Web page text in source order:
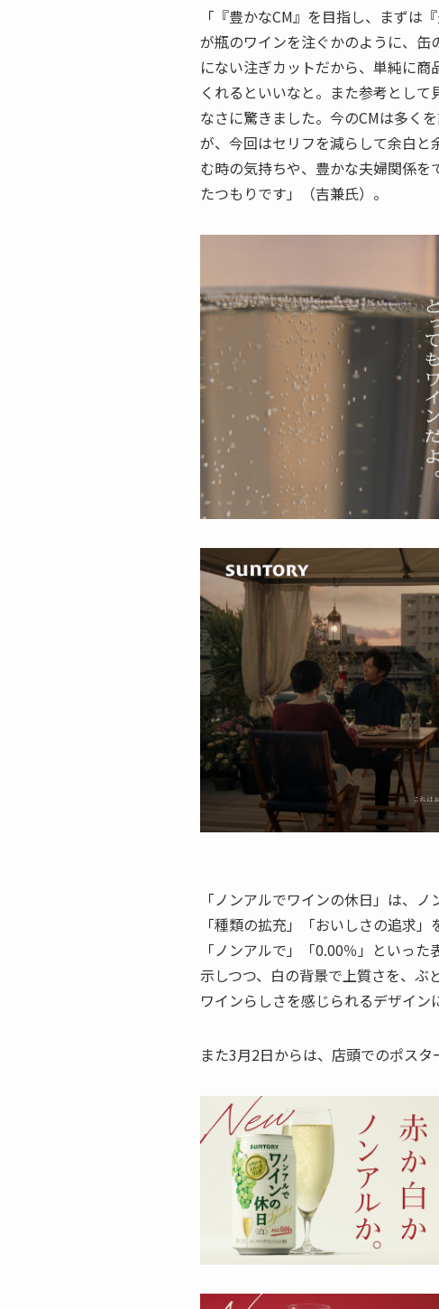
「『豊かなCM』を目指し、まずは
が瓶のワインを注ぐかのように、
にない注ぎカットだから、単純に
くれるといいなと。また参考とし
なさに驚きました。今のCMは多く
が、今回はセリフを減らして余白
む時の気持ちや、豊かな夫婦関係
たつもりです」（吉兼氏）。
「ノンアルでワインの休日」は、
「種類の拡充」「おいしさの追求
「ノンアルで」「0.00％」といっ
示しつつ、白の背景で上質さを、
ワインらしさを感じられるデザイン
また3月2日からは、店頭でのポスタ